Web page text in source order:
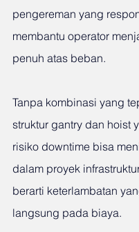
pengereman yang
membantu operator
penuh atas beban.
Tanpa kombinasi yang
struktur gantry dan hoist
risiko downtime bisa
dalam proyek
berarti keterlambatan
langsung pada biaya.